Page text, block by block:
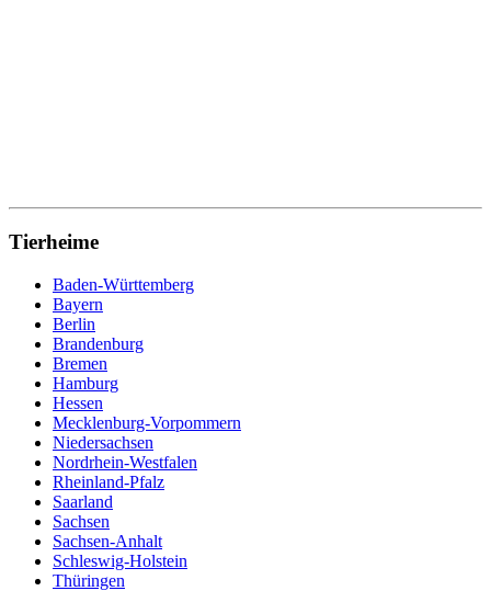
Tierheime
Baden-Württemberg
Bayern
Berlin
Brandenburg
Bremen
Hamburg
Hessen
Mecklenburg-Vorpommern
Niedersachsen
Nordrhein-Westfalen
Rheinland-Pfalz
Saarland
Sachsen
Sachsen-Anhalt
Schleswig-Holstein
Thüringen